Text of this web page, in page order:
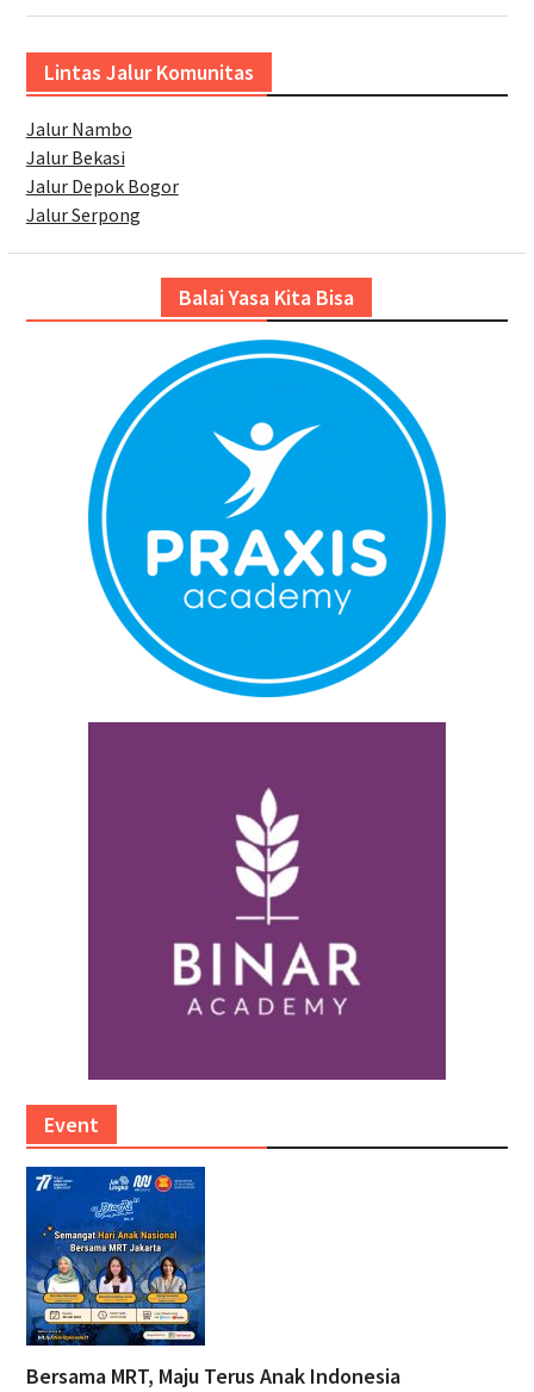
Lintas Jalur Komunitas
Jalur Nambo
Jalur Bekasi
Jalur Depok Bogor
Jalur Serpong
Balai Yasa Kita Bisa
Event
Bersama MRT, Maju Terus Anak Indonesia